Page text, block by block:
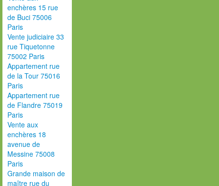
enchères 15 rue
de Buci 75006
Paris
Vente judiciaire 33
rue Tiquetonne
75002 Paris
Appartement rue
de la Tour 75016
Paris
Appartement rue
de Flandre 75019
Paris
Vente aux
enchères 18
avenue de
Messine 75008
Paris
Grande maison de
maître rue du